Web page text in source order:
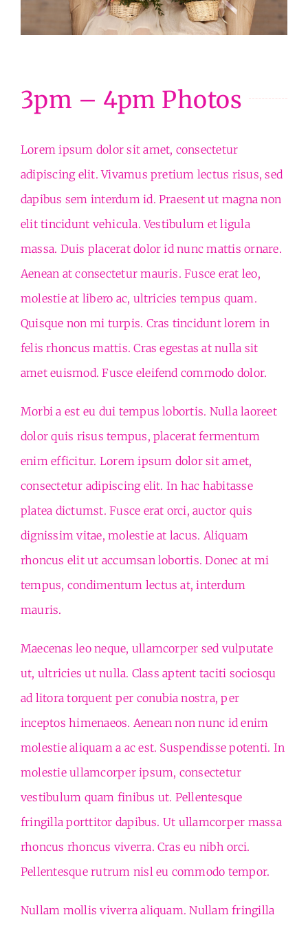
3pm – 4pm Photos
Lorem ipsum dolor sit amet, consectetur
adipiscing elit. Vivamus pretium lectus risus, sed
dapibus sem interdum id. Praesent ut magna non
elit tincidunt vehicula. Vestibulum et ligula
massa. Duis placerat dolor id nunc mattis ornare.
Aenean at consectetur mauris. Fusce erat leo,
molestie at libero ac, ultricies tempus quam.
Quisque non mi turpis. Cras tincidunt lorem in
felis rhoncus mattis. Cras egestas at nulla sit
amet euismod. Fusce eleifend commodo dolor.
Morbi a est eu dui tempus lobortis. Nulla laoreet
dolor quis risus tempus, placerat fermentum
enim efficitur. Lorem ipsum dolor sit amet,
consectetur adipiscing elit. In hac habitasse
platea dictumst. Fusce erat orci, auctor quis
dignissim vitae, molestie at lacus. Aliquam
rhoncus elit ut accumsan lobortis. Donec at mi
tempus, condimentum lectus at, interdum
mauris.
Maecenas leo neque, ullamcorper sed vulputate
ut, ultricies ut nulla. Class aptent taciti sociosqu
ad litora torquent per conubia nostra, per
inceptos himenaeos. Aenean non nunc id enim
molestie aliquam a ac est. Suspendisse potenti. In
molestie ullamcorper ipsum, consectetur
vestibulum quam finibus ut. Pellentesque
fringilla porttitor dapibus. Ut ullamcorper massa
rhoncus rhoncus viverra. Cras eu nibh orci.
Pellentesque rutrum nisl eu commodo tempor.
Nullam mollis viverra aliquam. Nullam fringilla